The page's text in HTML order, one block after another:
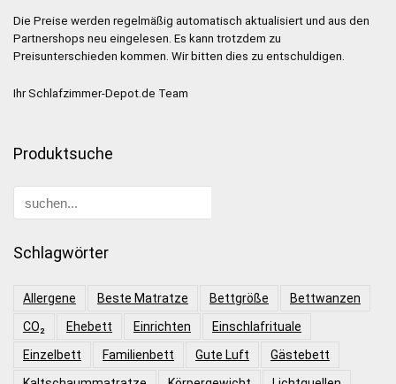
Die Preise werden regelmäßig automatisch aktualisiert und aus den
Partnershops neu eingelesen. Es kann trotzdem zu
Preisunterschieden kommen. Wir bitten dies zu entschuldigen.
Ihr Schlafzimmer-Depot.de Team
Produktsuche
Schlagwörter
Allergene Beste Matratze Bettgröße
Bettwanzen
CO₂
Ehebett Einrichten
Einschlafrituale
Einzelbett
Familienbett Gute Luft
Gästebett